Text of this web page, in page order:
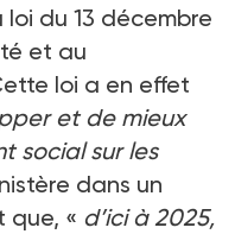
du 13 décembre
et au
loi a en effet
et de mieux
social sur les
dans un
que, « d’ici à 2025,